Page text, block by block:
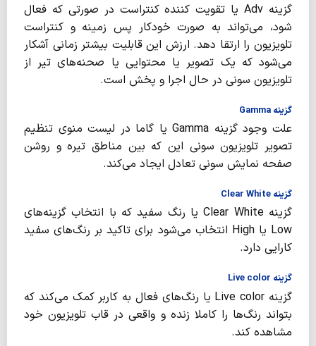
گزینه Adv یا تقویت کننده کنتراست در صورتی که فعال
شود، می‌تواند به صورت خودکار پس زمینه و کنتراست
تلویزیون را ارتقا دهد‌. ارزش این قابلیت بیشتر زمانی آشکار
می‌شود که یک تصویر یا محتوایی یا صحنه‌های تیر از
تلویزیون سونی در حال اجرا و پخش است.
گزینه Gamma
علت وجود گزینه Gamma یا گاما در لیست منوی تنظیم
تصویر تلویزیون سونی این که بین مناطق تیره و روشن
صفحه نمایش سونی تعادل ایجاد می‌کند.
گزینه Clear White
گزینه Clear White یا رنگ سفید که با انتخاب گزینه‌های
Low یا High انتخاب می‌شود برای تاکید بر رنگ‌های سفید
کارایی دارد.
گزینه Live color
گزینه Live color یا رنگ‌های فعال به کاربر کمک می‌کند که
بتواند رنگ‌ها را کاملا زنده و واقعی در قاب تلویزیون خود
مشاهده کند.